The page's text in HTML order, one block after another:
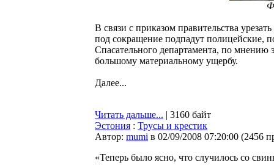
В связи с приказом правительства
под сокращение подпадут полицейские,
Спасательного департамента, по
большому материальному ущербу.
Далее...
Читать дальше... | 3160 байт
Эстония : Трусы и крестик
Автор: mumi в 02/09/2008 07:20:00 (2456
«Теперь было ясно, что случилось со